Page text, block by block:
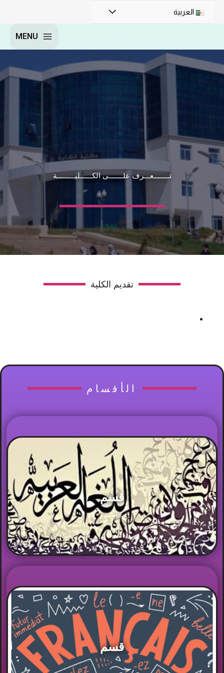
العربية
MENU
تــــــــعـــرف علـــــــى الكــــــليـــــــــة
تقديم الكلية
الأقسام
قسم
قسم